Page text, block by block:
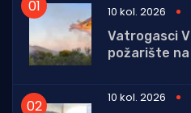
10 kol. 2026
Vatrogasci
požarište
10 kol. 2026